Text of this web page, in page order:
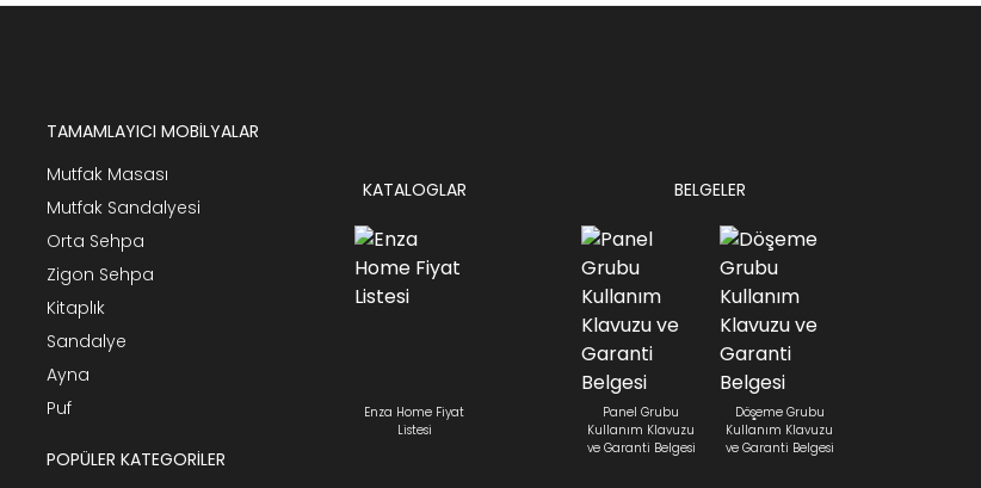
TAMAMLAYICI MOBİLYALAR
Mutfak Masası
Mutfak Sandalyesi
Orta Sehpa
Zigon Sehpa
Kitaplık
Sandalye
Ayna
Puf
POPÜLER KATEGORİLER
KATALOGLAR
Enza Home Fiyat
Listesi
BELGELER
Panel Grubu
Kullanım Klavuzu
ve Garanti Belgesi
Döşeme Grubu
Kullanım Klavuzu
ve Garanti Belgesi